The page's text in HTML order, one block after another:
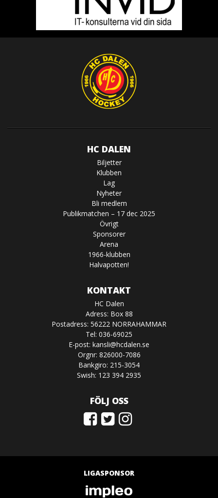
HC DALEN
Biljetter
Klubben
Lag
Nyheter
Bli medlem
Publikmatchen – 17 dec 2025
Övrigt
Sponsorer
Arena
1966-klubben
Halvapotten!
KONTAKT
HC Dalen
Adress: Box 88
Postadress: 56222 NORRAHAMMAR
Tel: 036-69025
E-post: kansli@hcdalen.se
Orgnr: 826000-7086
Bankgiro: 215-3054
Swish: 123 394 2935
FÖLJ OSS
LIGASPONSOR